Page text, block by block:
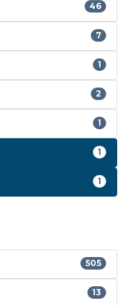
46
7
1
2
1
1
1
505
13